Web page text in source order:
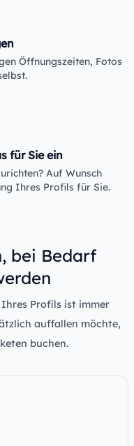
Öffnungszeiten, Fotos
für Sie ein
Auf Wunsch
Ihres Profils für Sie.
bei Bedarf
Profils ist immer
auffallen möchte,
buchen.